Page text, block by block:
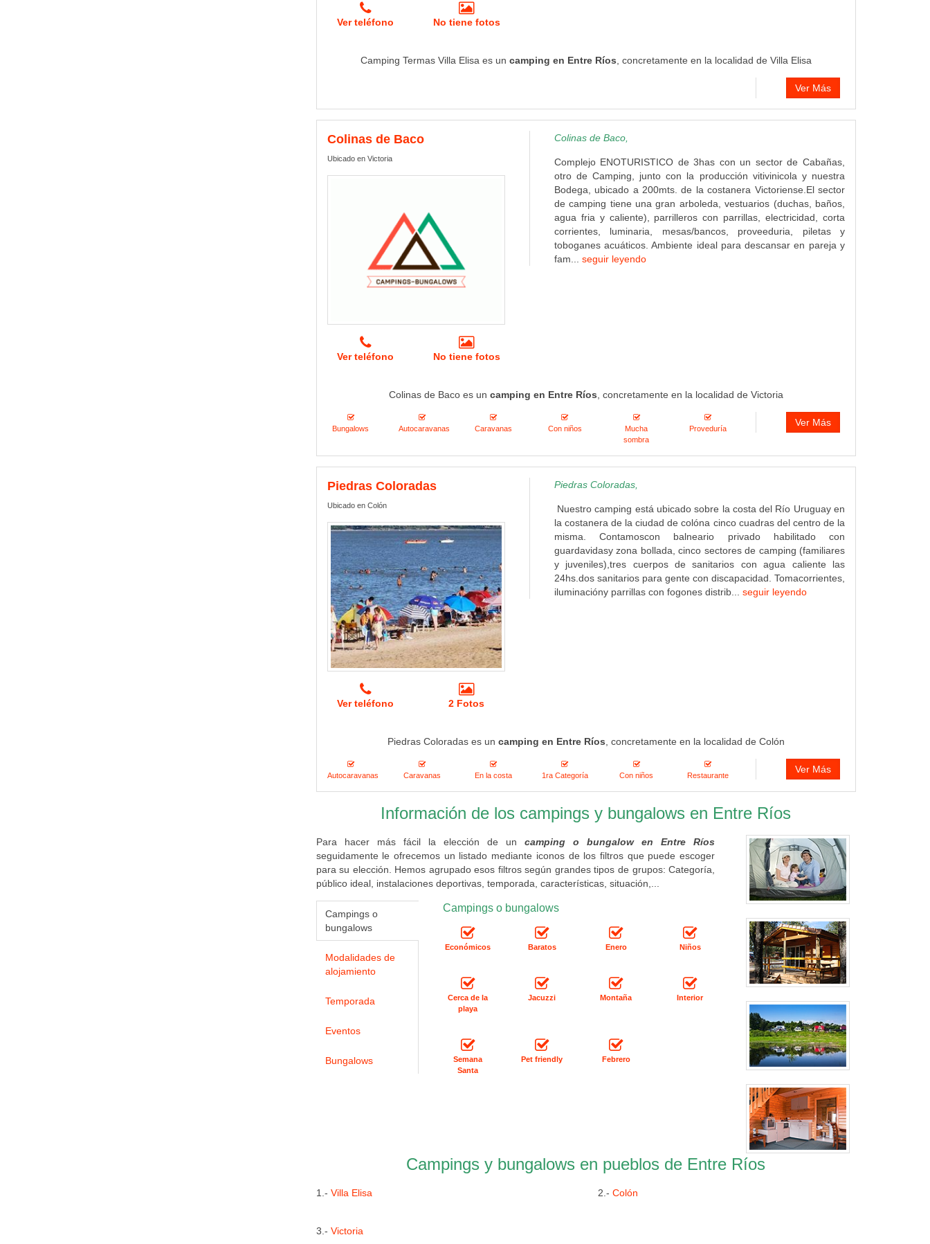
Ver teléfono No tiene fotos
Camping Termas Villa Elisa es un camping en Entre Ríos , concretamente en la localidad de Villa Elisa
Ver Más
Colinas de Baco
Ubicado en Victoria
Ver teléfono No tiene fotos
Colinas de Baco,
Complejo ENOTURISTICO de 3has con un sector de Cabañas,
otro de Camping, junto con la producción vitivinicola y nuestra
Bodega, ubicado a 200mts. de la costanera Victoriense.El sector
de camping tiene una gran arboleda, vestuarios (duchas, baños,
agua fria y caliente), parrilleros con parrillas, electricidad, corta
corrientes, luminaria, mesas/bancos, proveeduria, piletas y
toboganes acuáticos. Ambiente ideal para descansar en pareja y
fam... seguir leyendo
Colinas de Baco es un camping en Entre Ríos , concretamente en la localidad de Victoria
Bungalows Autocaravanas Caravanas Con niños
Mucha
sombra
Proveduría
Ver Más
Piedras Coloradas
Ubicado en Colón
Ver teléfono 2 Fotos
Piedras Coloradas,
Nuestro camping está ubicado sobre la costa del Río Uruguay en
la costanera de la ciudad de colóna cinco cuadras del centro de la
misma. Contamoscon balneario privado habilitado con
guardavidasy zona bollada, cinco sectores de camping (familiares
y juveniles),tres cuerpos de sanitarios con agua caliente las
24hs.dos sanitarios para gente con discapacidad. Tomacorrientes,
iluminacióny parrillas con fogones distrib... seguir leyendo
Piedras Coloradas es un camping en Entre Ríos , concretamente en la localidad de Colón
Autocaravanas Caravanas En la costa 1ra Categoría Con niños Restaurante
Ver Más
Información de los campings y bungalows en Entre Ríos
Para hacer más fácil la elección de un camping o bungalow en Entre Ríos
seguidamente le ofrecemos un listado mediante iconos de los filtros que puede escoger
para su elección. Hemos agrupado esos filtros según grandes tipos de grupos: Categoría,
público ideal, instalaciones deportivas, temporada, características, situación,...
Campings o
bungalows
Modalidades de
alojamiento
Temporada
Eventos
Bungalows
Campings o bungalows
Económicos Baratos Enero Niños
Cerca de la
playa
Jacuzzi Montaña Interior
Semana
Santa
Pet friendly Febrero
Campings y bungalows en pueblos de Entre Ríos
1.- Villa Elisa 2.-Colón
3.- Victoria